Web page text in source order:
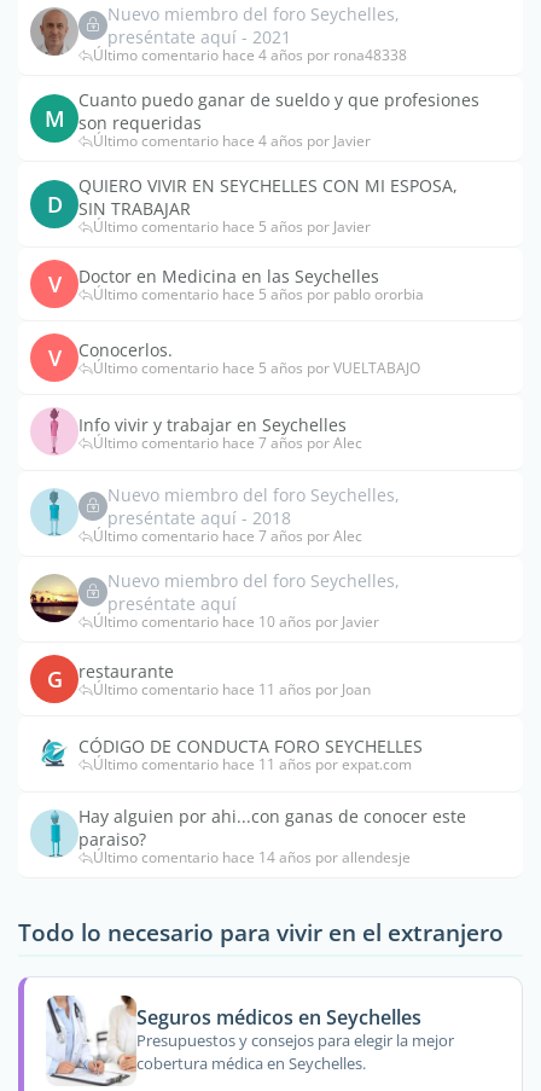
Nuevo miembro del foro Seychelles,
preséntate aquí - 2021
Último comentario hace 4 años por rona48338
M
Cuanto puedo ganar de sueldo y que profesiones
son requeridas
Último comentario hace 4 años por Javier
D
QUIERO VIVIR EN SEYCHELLES CON MI ESPOSA,
SIN TRABAJAR
Último comentario hace 5 años por Javier
V Doctor en Medicina en las Seychelles
Último comentario hace 5 años por pablo ororbia
V Conocerlos.
Último comentario hace 5 años por VUELTABAJO
Info vivir y trabajar en Seychelles
Último comentario hace 7 años por Alec
Nuevo miembro del foro Seychelles,
preséntate aquí - 2018
Último comentario hace 7 años por Alec
Nuevo miembro del foro Seychelles,
preséntate aquí
Último comentario hace 10 años por Javier
G restaurante
Último comentario hace 11 años por Joan
CÓDIGO DE CONDUCTA FORO SEYCHELLES
Último comentario hace 11 años por expat.com
Hay alguien por ahi...con ganas de conocer este
paraiso?
Último comentario hace 14 años por allendesje
Todo lo necesario para vivir en el extranjero
Seguros médicos en Seychelles
Presupuestos y consejos para elegir la mejor
cobertura médica en Seychelles.